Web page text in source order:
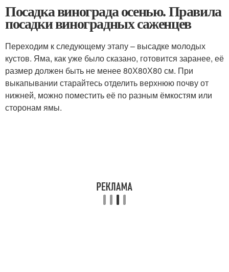
Посадка винограда осенью. Правила
посадки виноградных саженцев
Переходим к следующему этапу – высадке молодых
кустов. Яма, как уже было сказано, готовится заранее, её
размер должен быть не менее 80Х80Х80 см. При
выкапывании старайтесь отделить верхнюю почву от
нижней, можно поместить её по разным ёмкостям или
сторонам ямы.